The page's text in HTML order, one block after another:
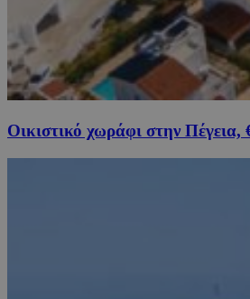
Οικιστικό χωράφι στην Πέγεια,